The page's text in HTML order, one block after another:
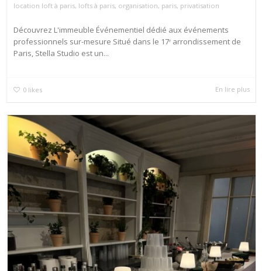
location loft à paris, lofts à paris, organisation, paris, privatisation
Découvrez L'immeuble Événementiel dédié aux événements
professionnels sur-mesure Situé dans le 17ᵉ arrondissement de
Paris, Stella Studio est un...
0 likes En lire plus